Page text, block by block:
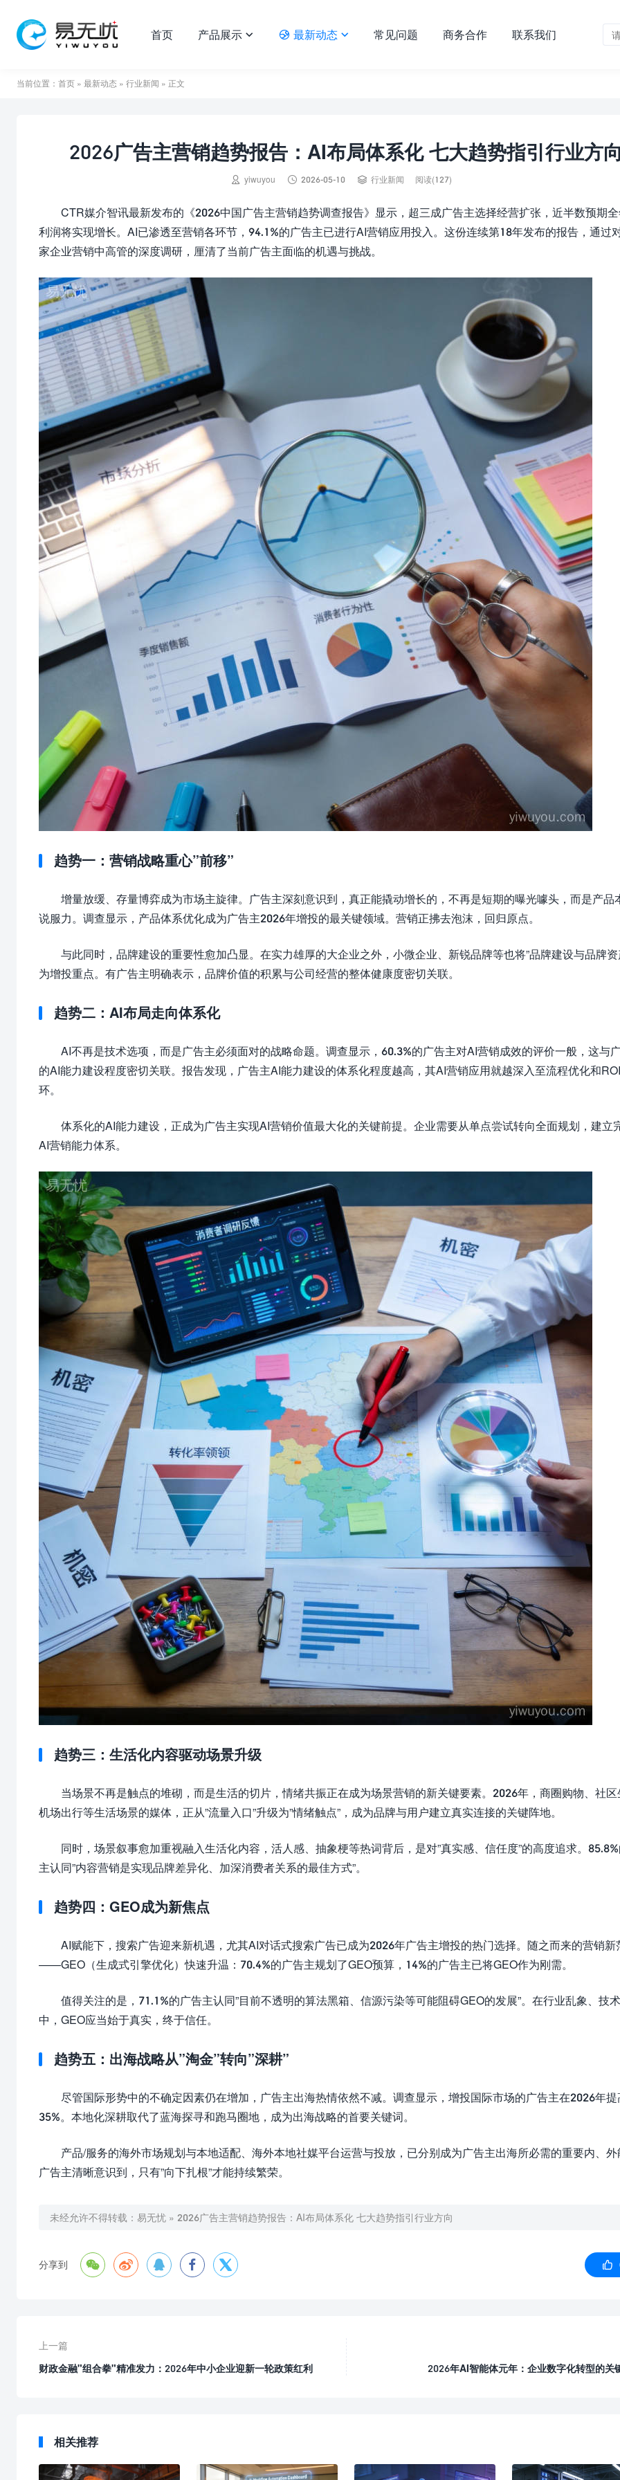
首页 产品展示   最新动态  常见问题 商务合作 联系我们
当前位置： 首页 » 最新动态 » 行业新闻 » 正文
2026广告主营销趋势报告：AI布局体系化 七大趋势指引行业方
 yiwuyou  2026-05-10  行业新闻 阅读(127)
CTR媒介智讯最新发布的《2026中国广告主营销趋势调查报告》显示，超三成广告主选择经营扩张，近半数预期
利润将实现增长。AI已渗透至营销各环节，94.1%的广告主已进行AI营销应用投入。这份连续第18年发布的报告，通过
家企业营销中高管的深度调研，厘清了当前广告主面临的机遇与挑战。
趋势一：营销战略重心”前移”
增量放缓、存量博弈成为市场主旋律。广告主深刻意识到，真正能撬动增长的，不再是短期的曝光噱头，而是产品
说服力。调查显示，产品体系优化成为广告主2026年增投的最关键领域。营销正拂去泡沫，回归原点。
与此同时，品牌建设的重要性愈加凸显。在实力雄厚的大企业之外，小微企业、新锐品牌等也将”品牌建设与品牌资
为增投重点。有广告主明确表示，品牌价值的积累与公司经营的整体健康度密切关联。
趋势二：AI布局走向体系化
AI不再是技术选项，而是广告主必须面对的战略命题。调查显示，60.3%的广告主对AI营销成效的评价一般，这与
的AI能力建设程度密切关联。报告发现，广告主AI能力建设的体系化程度越高，其AI营销应用就越深入至流程优化和
环。
体系化的AI能力建设，正成为广告主实现AI营销价值最大化的关键前提。企业需要从单点尝试转向全面规划，建立
AI营销能力体系。
趋势三：生活化内容驱动场景升级
当场景不再是触点的堆砌，而是生活的切片，情绪共振正在成为场景营销的新关键要素。2026年，商圈购物、社
机场出行等生活场景的媒体，正从”流量入口”升级为”情绪触点”，成为品牌与用户建立真实连接的关键阵地。
同时，场景叙事愈加重视融入生活化内容，活人感、抽象梗等热词背后，是对”真实感、信任度”的高度追求。
主认同”内容营销是实现品牌差异化、加深消费者关系的最佳方式”。
趋势四：GEO成为新焦点
AI赋能下，搜索广告迎来新机遇，尤其AI对话式搜索广告已成为2026年广告主增投的热门选择。随之而来的营销新
——GEO（生成式引擎优化）快速升温：70.4%的广告主规划了GEO预算，14%的广告主已将GEO作为刚需。
值得关注的是，71.1%的广告主认同”目前不透明的算法黑箱、信源污染等可能阻碍GEO的发展”。在行业乱象、技
中，GEO应当始于真实，终于信任。
趋势五：出海战略从”淘金”转向”深耕”
尽管国际形势中的不确定因素仍在增加，广告主出海热情依然不减。调查显示，增投国际市场的广告主在2026年提
35%。本地化深耕取代了蓝海探寻和跑马圈地，成为出海战略的首要关键词。
产品/服务的海外市场规划与本地适配、海外本地社媒平台运营与投放，已分别成为广告主出海所必需的重要内、
广告主清晰意识到，只有”向下扎根”才能持续繁荣。
未经允许不得转载： 易无忧 » 2026广告主营销趋势报告：AI布局体系化 七大趋势指引行业方向
分享到      
上一篇
财政金融"组合拳"精准发力：2026年中小企业迎新一轮政策红利
2026年AI智能体元年：企业数字化转型的关
相关推荐